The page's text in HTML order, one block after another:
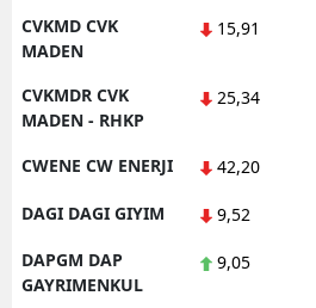
CVKMD CVK
MADEN
15,91
CVKMDR CVK
MADEN - RHKP
25,34
CWENE CW ENERJI 42,20
DAGI DAGI GIYIM 9,52
DAPGM DAP
GAYRIMENKUL
9,05